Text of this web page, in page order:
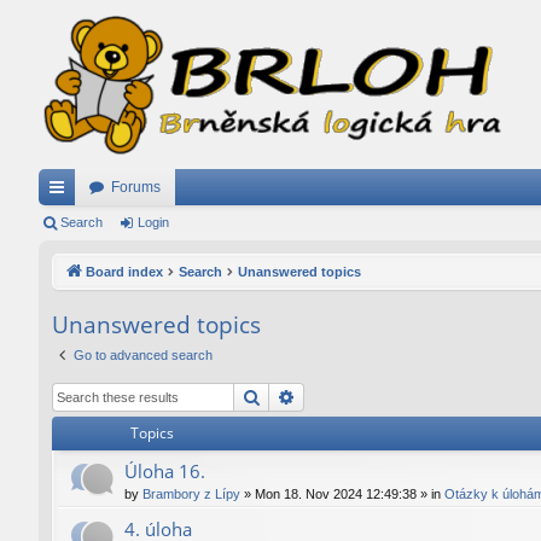
ui
ks
Forums
Search Login
Board index Search Unanswered topics
Unanswered topics
Go to advanced search
Search
Topics
Úloha 16.
by Brambory z Lípy » Mon 18. Nov 2024 12:49:38 » in Otázky k
4. úloha